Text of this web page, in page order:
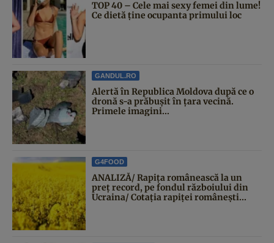
TOP 40 – Cele mai sexy femei din lume!
Ce dietă ține ocupanta primului loc
GANDUL.RO
Alertă în Republica Moldova după ce o
dronă s-a prăbușit în țara vecină.
Primele imagini...
G4FOOD
ANALIZĂ/ Rapița românească la un
preț record, pe fondul războiului din
Ucraina/ Cotația rapiței românești...